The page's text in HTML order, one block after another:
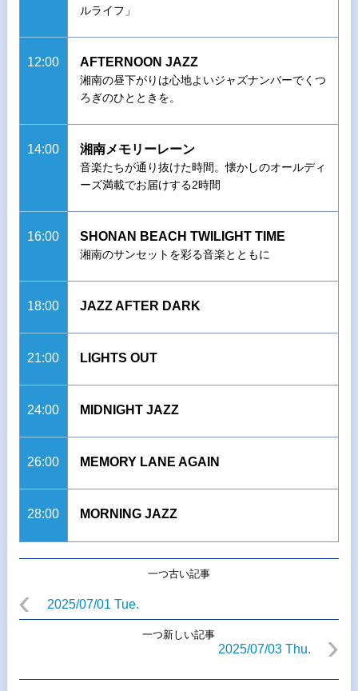
ルライフ」
12:00 AFTERNOON JAZZ
湘南の昼下がりは心地よいジャズナンバーでくつ
ろぎのひとときを。
14:00 湘南メモリーレーン
音楽たちが通り抜けた時間。懐かしのオールディ
ーズ満載でお届けする2時間
16:00 SHONAN BEACH TWILIGHT TIME
湘南のサンセットを彩る音楽とともに
18:00 JAZZ AFTER DARK
21:00 LIGHTS OUT
24:00 MIDNIGHT JAZZ
26:00 MEMORY LANE AGAIN
28:00 MORNING JAZZ
一つ古い記事
2025/07/01 Tue.
一つ新しい記事
2025/07/03 Thu.